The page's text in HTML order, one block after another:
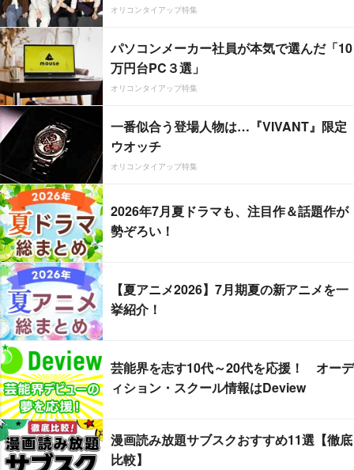
オリコンタイアップ特集
パソコンメーカー社員が本気で選んだ「10
万円台PC３選」
オリコンタイアップ特集
一番似合う登場人物は…『VIVANT』限定
ウオッチ
オリコンタイアップ特集
2026年7月夏ドラマも、注目作＆話題作が
勢ぞろい！
【夏アニメ2026】7月期夏の新アニメを一
挙紹介！
芸能界を志す10代～20代を応援！ オーデ
ィション・スクール情報はDeview
漫画読み放題サブスクおすすめ11選【徹底
比較】